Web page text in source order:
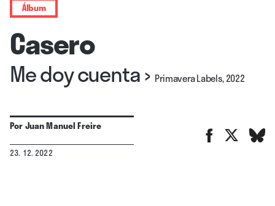
Álbum
Casero
Me doy cuenta› Primavera Labels, 2022
PorJuan Manuel Freire
23. 12. 2022